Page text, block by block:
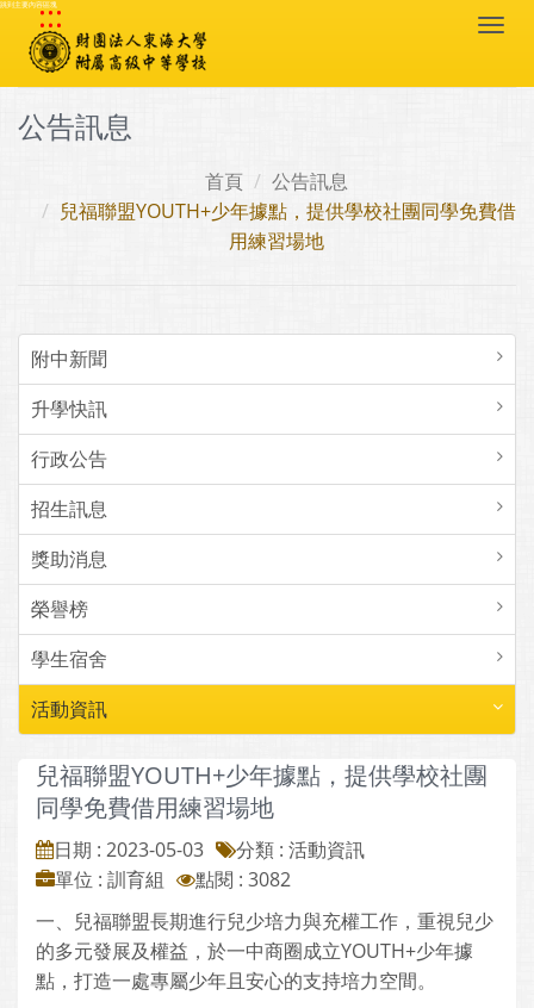
跳到主要內容區塊
:::
公告訊息
首頁
公告訊息
兒福聯盟YOUTH+少年據點，提供學校社團同學免費借
用練習場地
附中新聞
升學快訊
行政公告
招生訊息
獎助消息
榮譽榜
學生宿舍
活動資訊
兒福聯盟YOUTH+少年據點，提供學校社團
同學免費借用練習場地
日期 : 2023-05-03
分類 : 活動資訊
單位 : 訓育組
點閱 : 3082
一、兒福聯盟長期進行兒少培力與充權工作，重視兒少
的多元發展及權益，於一中商圈成立YOUTH+少年據
點，打造一處專屬少年且安心的支持培力空間。